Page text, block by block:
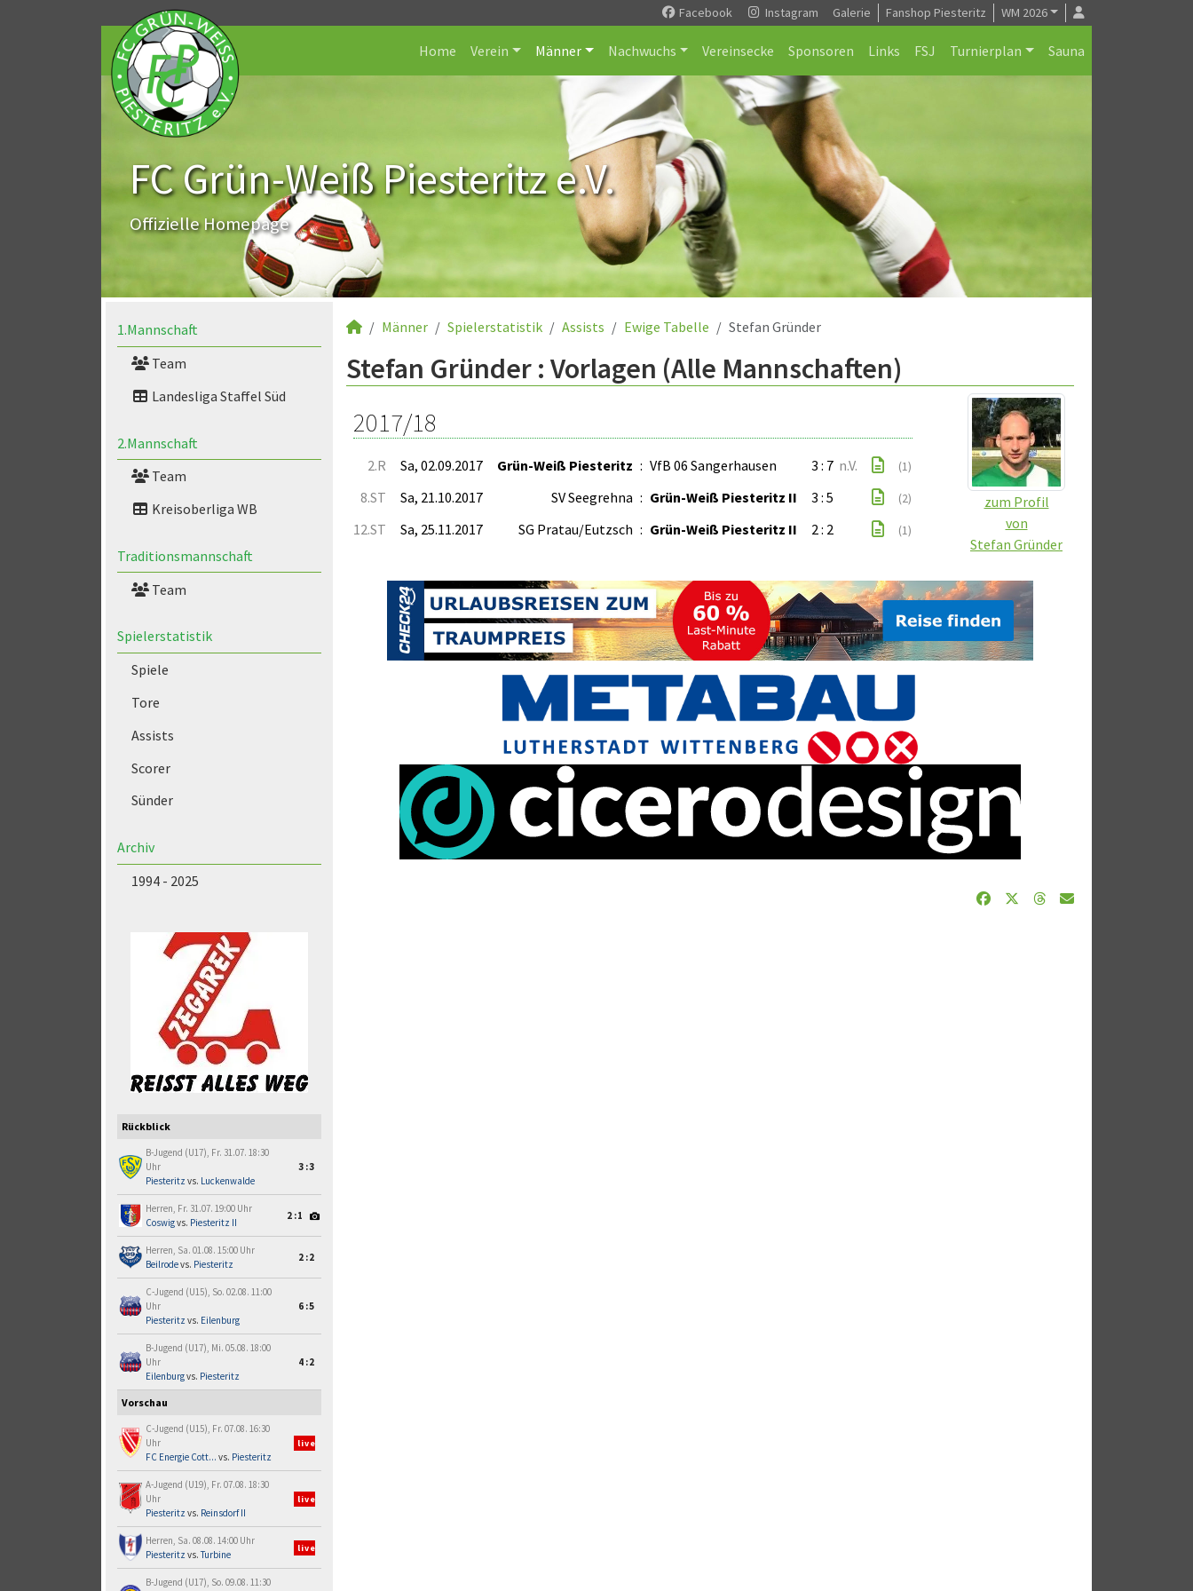
Facebook Instagram Galerie Fanshop Piesteritz WM 2026
Home Verein Männer Nachwuchs Vereinsecke Sponsoren Links FSJ Turnierplan Sauna
FC Grün-Weiß Piesteritz e.V.
Offizielle Homepage
1.Mannschaft
Team
Landesliga Staffel Süd
2.Mannschaft
Team
Kreisoberliga WB
Traditionsmannschaft
Team
Spielerstatistik
Spiele
Tore
Assists
Scorer
Sünder
Archiv
1994 - 2025
Rückblick
B-Jugend (U17), Fr. 31.07. 18:30
Uhr
Piesteritz vs. Luckenwalde
3:3
Herren, Fr. 31.07. 19:00 Uhr
Coswigvs. Piesteritz II
2:1
Herren, Sa. 01.08. 15:00 Uhr
Beilrodevs. Piesteritz
2:2
C-Jugend (U15), So. 02.08. 11:00
Uhr
Piesteritz vs. Eilenburg
6:5
B-Jugend (U17), Mi. 05.08. 18:00
Uhr
Eilenburgvs. Piesteritz
4:2
Vorschau
C-Jugend (U15), Fr. 07.08. 16:30
Uhr
FC Energie Cott... vs. Piesteritz
live
A-Jugend (U19), Fr. 07.08. 18:30
Uhr
Piesteritz vs. Reinsdorf II
live
Herren, Sa. 08.08. 14:00 Uhr
Piesteritz vs.Turbine
live
B-Jugend (U17), So. 09.08. 11:30
Männer Spielerstatistik Assists Ewige Tabelle Stefan Gründer
Stefan Gründer : Vorlagen (Alle Mannschaften)
zum Profil
von
Stefan Gründer
2017/18
2.R Sa, 02.09.2017 Grün-Weiß Piesteritz : VfB 06 Sangerhausen 3 : 7 n.V. (1)
8.ST Sa, 21.10.2017 SV Seegrehna : Grün-Weiß Piesteritz II 3 : 5 (2)
12.ST Sa, 25.11.2017 SG Pratau/Eutzsch : Grün-Weiß Piesteritz II 2 : 2 (1)